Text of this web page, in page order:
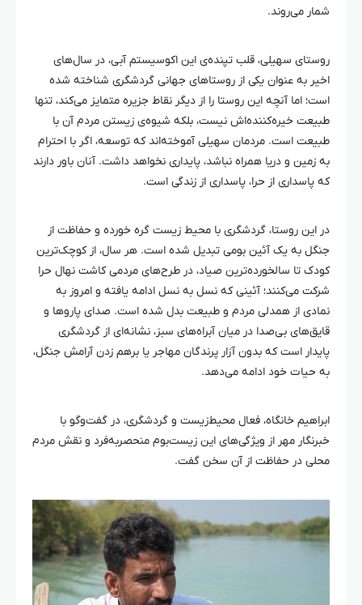
شمار می‌روند.
روستای سهیلی، قلب تپنده‌ی این اکوسیستم آبی، در سال‌های
اخیر به عنوان یکی از روستاهای جهانی گردشگری شناخته شده
است؛ اما آنچه این روستا را از دیگر نقاط جزیره متمایز می‌کند، تنها
طبیعت خیره‌کننده‌اش نیست، بلکه شیوه‌ی زیستن مردم آن با
طبیعت است. مردمان سهیلی آموخته‌اند که توسعه، اگر با احترام
به زمین و دریا همراه نباشد، پایداری نخواهد داشت. آنان باور دارند
که پاسداری ازحرا، پاسداری از زندگی است.
در این روستا، گردشگری با محیط زیست گره خورده و حفاظت از
جنگل به یک آئین بومی تبدیل شده است. هر سال، از کوچک‌ترین
کودک تا سالخورده‌ترین صیاد، در طرح‌های مردمی کاشت نهالحرا
شرکت می‌کنند؛ آئینی که نسل به نسل ادامه یافته و امروز به
نمادی از همدلی مردم و طبیعت بدل شده است. صدای پاروها و
قایق‌های بی‌صدا در میان آبراه‌های سبز، نشانه‌ای از گردشگری
پایدار است که بدون آزار پرندگان مهاجر یا برهم زدن آرامش جنگل،
به حیات خود ادامه می‌دهد.
ابراهیمخانگاه، فعال محیط‌زیست و گردشگری، در گفت‌وگو با
خبرنگار مهر از ویژگی‌های این زیست‌بوم منحصربه‌فرد و نقش مردم
محلی در حفاظت از آن سخن گفت.